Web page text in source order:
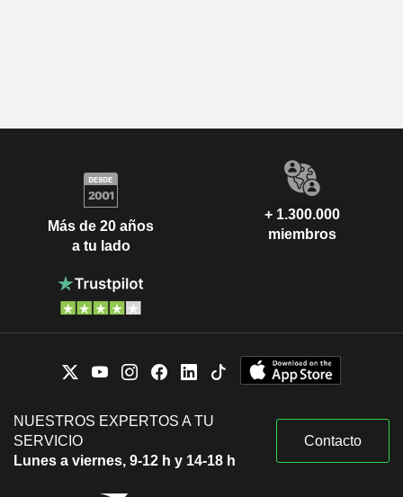
Más de 20 años
a tu lado
+ 1.300.000
miembros
NUESTROS EXPERTOS A TU
SERVICIO
Lunes a viernes, 9-12 h y 14-18 h
Contacto